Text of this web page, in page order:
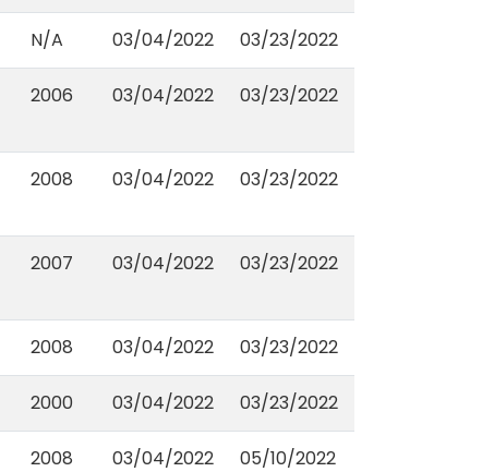
N/A 03/04/2022 03/23/2022
2006 03/04/2022 03/23/2022
2008 03/04/2022 03/23/2022
2007 03/04/2022 03/23/2022
2008 03/04/2022 03/23/2022
2000 03/04/2022 03/23/2022
2008 03/04/2022 05/10/2022